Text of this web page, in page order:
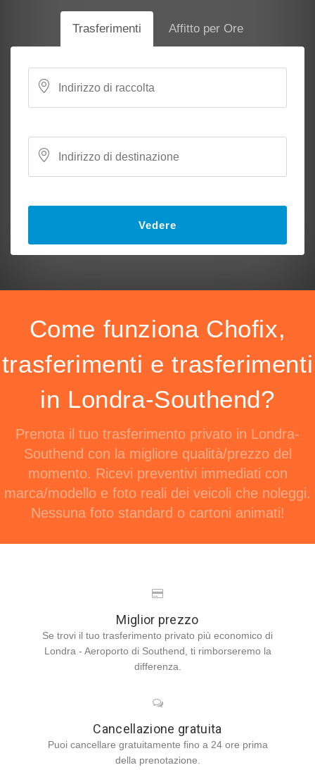
Trasferimenti Affitto per Ore
Vedere
Come funziona Chofix,
trasferimenti e trasferimenti
in Londra-Southend?
Prenota il tuo trasferimento privato in Londra-
Southend con la migliore qualità/prezzo del
momento. Ricevi preventivi immediati con
marca/modello e foto reali dei veicoli che noleggi.
Nessuna foto standard o cartoni animati!
Miglior prezzo
Se trovi il tuo trasferimento privato più economico di
Londra - Aeroporto di Southend, ti rimborseremo la
differenza.
Cancellazione gratuita
Puoi cancellare gratuitamente fino a 24 ore prima
della prenotazione.